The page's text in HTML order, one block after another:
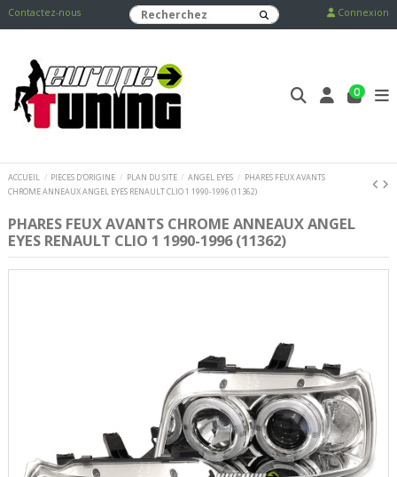
Contactez-nous Connexion
0
ACCUEIL PIECES D'ORIGINE PLAN DU SITE ANGEL EYES
PHARES FEUX AVANTS
CHROME ANNEAUX ANGEL EYES RENAULT CLIO 1 1990-1996 (11362)
PHARES FEUX AVANTS CHROME ANNEAUX ANGEL
EYES RENAULT CLIO 1 1990-1996 (11362)